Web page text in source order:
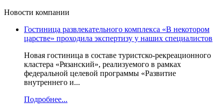
Новости компании
Гостиница развлекательного комплекса «В некотором
царстве» проходила экспертизу у наших специалистов
Новая гостиница в составе туристско-рекреационного
кластера «Рязанский», реализуемого в рамках
федеральной целевой программы «Развитие
внутреннего и...
Подробнее...